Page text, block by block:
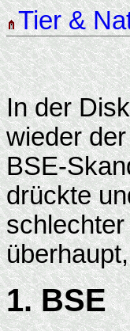
Tier &
In der
wieder
BSE-
drückte
1. BSE